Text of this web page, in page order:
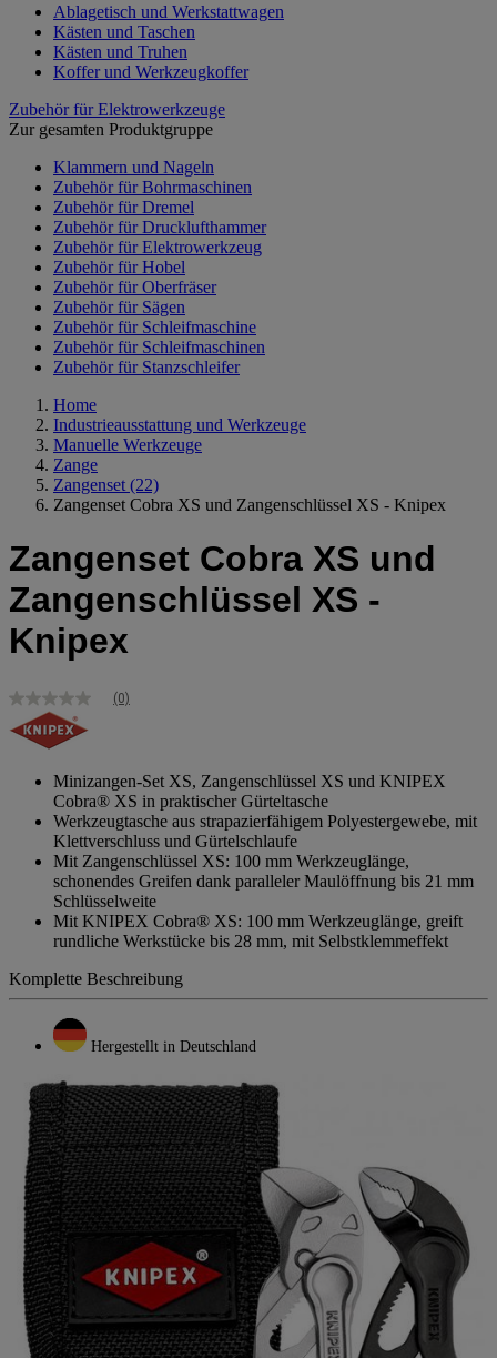
Ablagetisch und Werkstattwagen
Kästen und Taschen
Kästen und Truhen
Koffer und Werkzeugkoffer
Zubehör für Elektrowerkzeuge
Zur gesamten Produktgruppe
Klammern und Nageln
Zubehör für Bohrmaschinen
Zubehör für Dremel
Zubehör für Drucklufthammer
Zubehör für Elektrowerkzeug
Zubehör für Hobel
Zubehör für Oberfräser
Zubehör für Sägen
Zubehör für Schleifmaschine
Zubehör für Schleifmaschinen
Zubehör für Stanzschleifer
Home
Industrieausstattung und Werkzeuge
Manuelle Werkzeuge
Zange
Zangenset (22)
Zangenset Cobra XS und Zangenschlüssel XS - Knipex
Zangenset Cobra XS und
Zangenschlüssel XS -
Knipex
Kein
Bewertungswert
Link
gleichen
(0)
Minizangen-Set XS, Zangenschlüssel XS und KNIPEX
Cobra® XS in praktischer Gürteltasche
Werkzeugtasche aus strapazierfähigem Polyestergewebe, mit
Klettverschluss und Gürtelschlaufe
Mit Zangenschlüssel XS: 100 mm Werkzeuglänge,
schonendes Greifen dank paralleler Maulöffnung bis 21 mm
Schlüsselweite
Mit KNIPEX Cobra® XS: 100 mm Werkzeuglänge, greift
rundliche Werkstücke bis 28 mm, mit Selbstklemmeffekt
Komplette Beschreibung
Hergestellt in Deutschland